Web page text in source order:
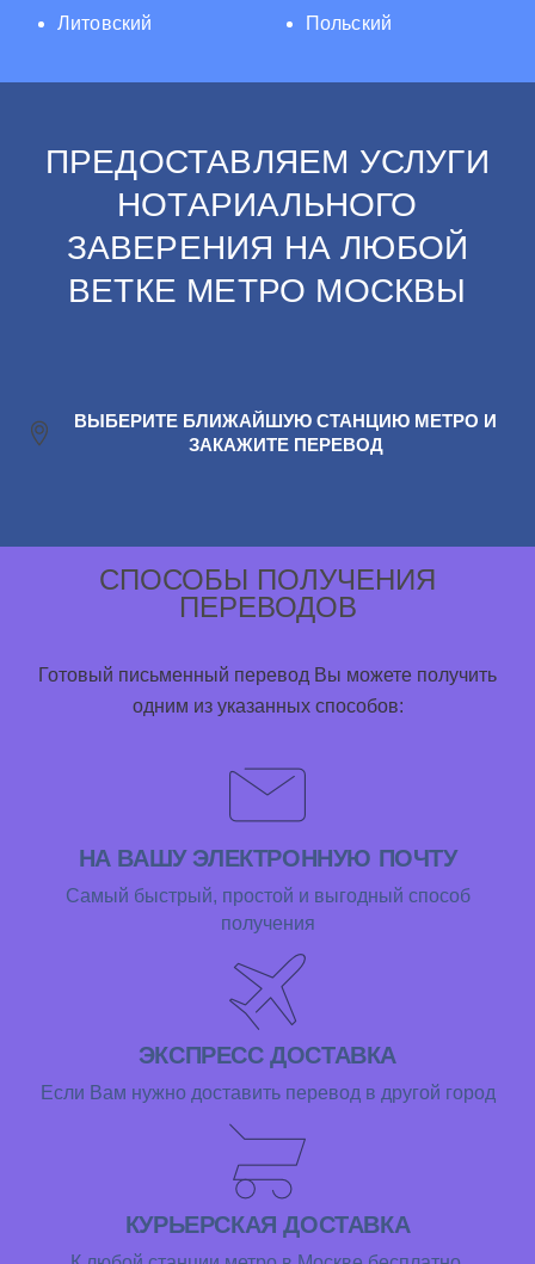
Литовский
Польский
ПРЕДОСТАВЛЯЕМ УСЛУГИ
НОТАРИАЛЬНОГО
ЗАВЕРЕНИЯ НА ЛЮБОЙ
ВЕТКЕ МЕТРО МОСКВЫ
ВЫБЕРИТЕ БЛИЖАЙШУЮ СТАНЦИЮ МЕТРО И
ЗАКАЖИТЕ ПЕРЕВОД
СПОСОБЫ ПОЛУЧЕНИЯ
ПЕРЕВОДОВ
Готовый письменный перевод Вы можете получить
одним из указанных способов:
НА ВАШУ ЭЛЕКТРОННУЮ ПОЧТУ
Самый быстрый, простой и выгодный способ
получения
ЭКСПРЕСС ДОСТАВКА
Если Вам нужно доставить перевод в другой город
КУРЬЕРСКАЯ ДОСТАВКА